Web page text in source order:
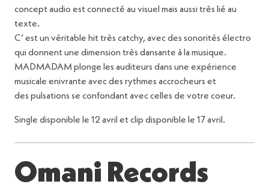
concept audio est connecté au visuel mais aussi très lié au
texte.
C’ est un véritable hit très catchy, avec des sonorités électro
qui donnent une dimension très dansante à la musique.
MADMADAM plonge les auditeurs dans une expérience
musicale enivrante avec des rythmes accrocheurs et
des pulsations se confondant avec celles de votre coeur.
Single disponible le 12 avril et clip disponible le 17 avril.
Omani Records